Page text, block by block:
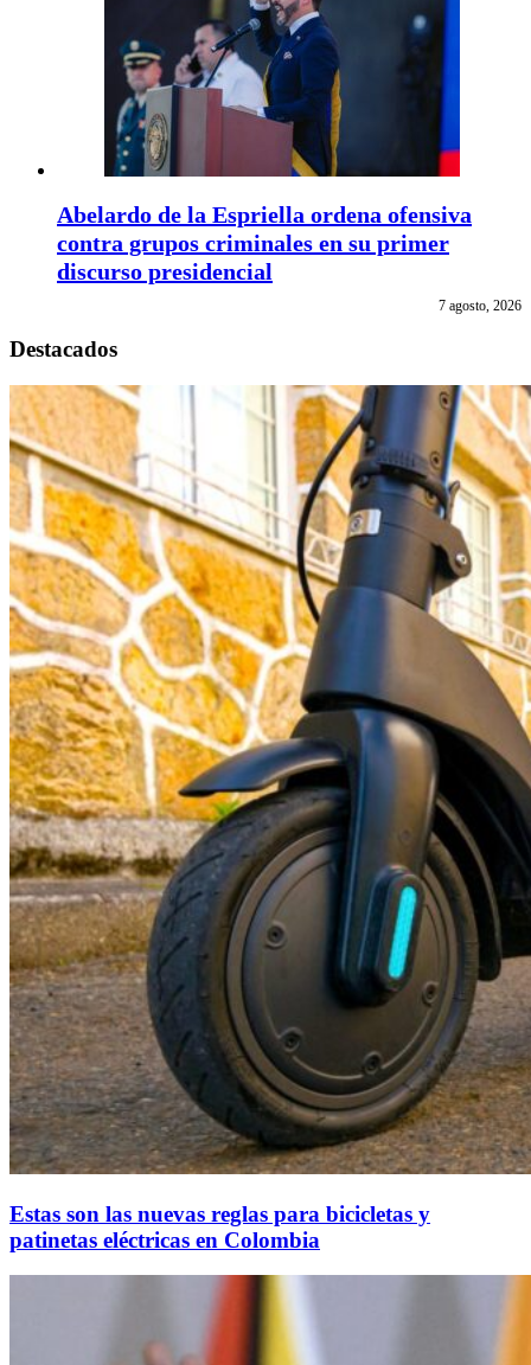
Abelardo de la Espriella ordena ofensiva
contra grupos criminales en su primer
discurso presidencial
7 agosto, 2026
Destacados
Estas son las nuevas reglas para bicicletas y
patinetas eléctricas en Colombia